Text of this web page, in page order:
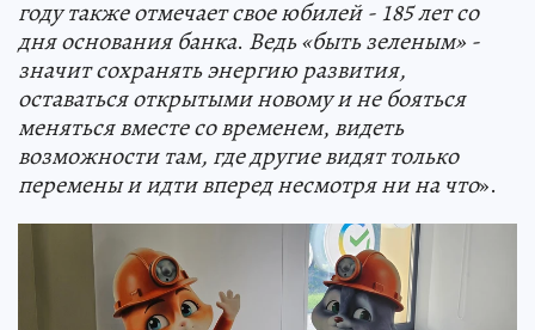
году также отмечает свое юбилей -185лет со
дня основания банка. Ведь«быть зеленым» -
значит сохранять энергию развития,
оставаться открытыми новому и не бояться
меняться вместе со временем, видеть
возможности там, где другие видят только
переменыи идти вперед несмотря ни на что».